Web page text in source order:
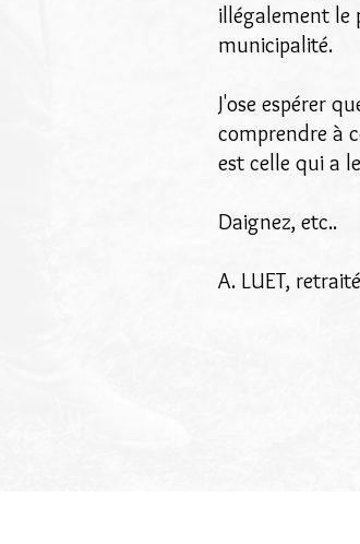
illégalement le
municipalité.
J'ose espérer
comprendre à
est celle qui a
Daignez, etc..
A. LUET,